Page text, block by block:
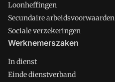
Loonheffingen
Secundaire arbeidsvoorwaarden
Sociale verzekeringen
Werknemerszaken
In dienst
Einde dienstverband